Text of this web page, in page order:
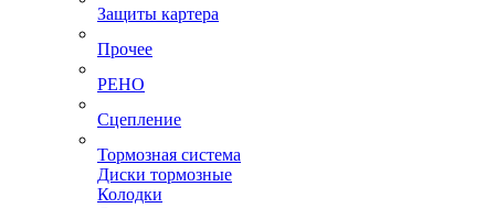
Защиты картера
Прочее
РЕНО
Сцепление
Тормозная система
Диски тормозные
Колодки